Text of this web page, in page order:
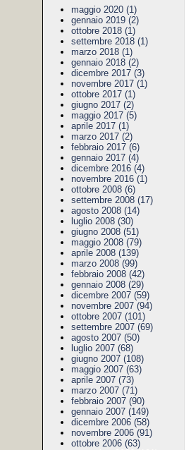
maggio 2020 (1)
gennaio 2019 (2)
ottobre 2018 (1)
settembre 2018 (1)
marzo 2018 (1)
gennaio 2018 (2)
dicembre 2017 (3)
novembre 2017 (1)
ottobre 2017 (1)
giugno 2017 (2)
maggio 2017 (5)
aprile 2017 (1)
marzo 2017 (2)
febbraio 2017 (6)
gennaio 2017 (4)
dicembre 2016 (4)
novembre 2016 (1)
ottobre 2008 (6)
settembre 2008 (17)
agosto 2008 (14)
luglio 2008 (30)
giugno 2008 (51)
maggio 2008 (79)
aprile 2008 (139)
marzo 2008 (99)
febbraio 2008 (42)
gennaio 2008 (29)
dicembre 2007 (59)
novembre 2007 (94)
ottobre 2007 (101)
settembre 2007 (69)
agosto 2007 (50)
luglio 2007 (68)
giugno 2007 (108)
maggio 2007 (63)
aprile 2007 (73)
marzo 2007 (71)
febbraio 2007 (90)
gennaio 2007 (149)
dicembre 2006 (58)
novembre 2006 (91)
ottobre 2006 (63)